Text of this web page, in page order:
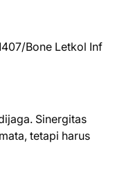
Bone Letkol Inf
Sinergitas
tetapi harus